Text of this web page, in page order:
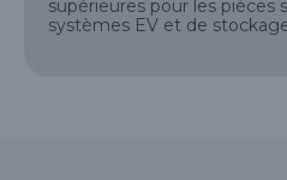
supérieures pour les pièces
systèmes EV et de